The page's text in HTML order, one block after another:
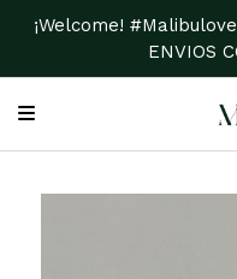
¡Welcome!
ENVIOS